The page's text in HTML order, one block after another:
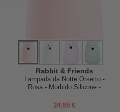
Rabbit & Friends
Lampada da Notte Orsetto -
Rosa - Morbido Silicone -
24,95 €